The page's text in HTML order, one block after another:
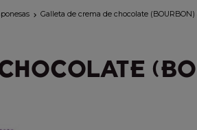
 Galleta de crema de chocolate (BOURBON)